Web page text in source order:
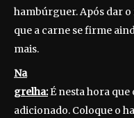
hambúrguer. Após dar
que a carne se firme
mais.
Na
grelha:É nesta hora que
adicionado. Coloque o